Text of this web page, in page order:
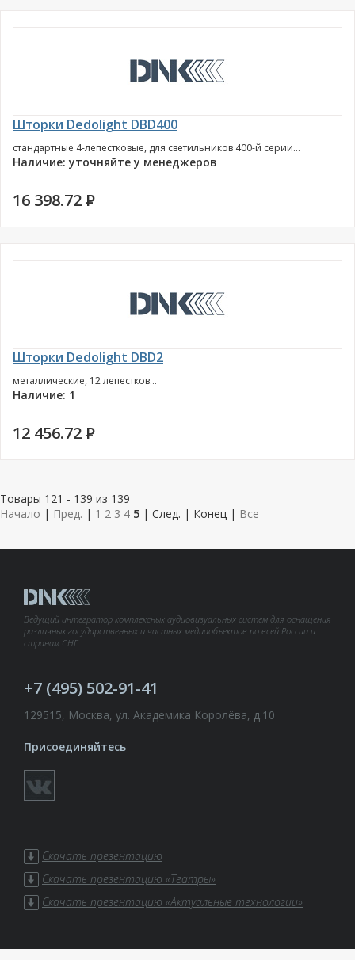
Шторки Dedolight DBD400
стандартные 4-лепестковые, для светильников 400-й серии...
Наличие: уточняйте у менеджеров
16 398.72 P
Шторки Dedolight DBD2
металлические, 12 лепестков...
Наличие: 1
12 456.72 P
Товары 121 - 139 из 139
Начало | Пред. | 1 2 3 4 5 | След. | Конец | Все
Ведущий интегратор комплексных аудиовизуальных систем для оснащения
различных государственных и частных медиаобъектов по всей России и
странам СНГ.
+7 (495) 502-91-41
129515, Москва, ул. Академика Королёва, д.10
Присоединяйтесь
Скачать презентацию
Скачать презентацию «Театры»
Скачать презентацию «Актуальные технологии»